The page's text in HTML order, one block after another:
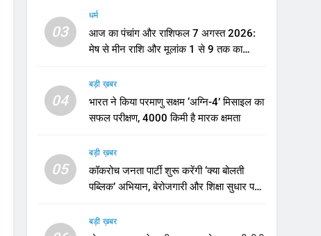
03
धर्म
आज का पंचांग और राशिफल 7 अगस्त 2026:
मेष से मीन राशि और मूलांक 1 से 9 तक का
04
बड़ी ख़बर
भारत ने किया परमाणु सक्षम ‘अग्नि-4’ मिसाइल का
सफल परीक्षण, 4000 किमी है मारक क्षमता
05
बड़ी ख़बर
कॉकरोच जनता पार्टी शुरू करेंगी ‘क्या बोलती
पब्लिक’ अभियान, बेरोजगारी और शिक्षा सुधार पर
बड़ी ख़बर